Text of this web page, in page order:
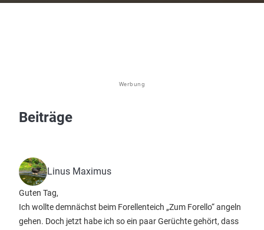
Werbung
Beiträge
Linus Maximus
Guten Tag,
Ich wollte demnächst beim Forellenteich „Zum Forello“ angeln
gehen. Doch jetzt habe ich so ein paar Gerüchte gehört, dass